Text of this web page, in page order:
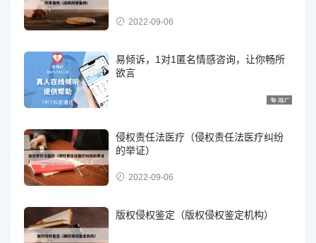
2022-09-06
易倾诉，1对1匿名情感咨询，让你畅所
欲言
侵权责任法医疗（侵权责任法医疗纠纷
的举证）
2022-09-06
版权侵权鉴定（版权侵权鉴定机构）